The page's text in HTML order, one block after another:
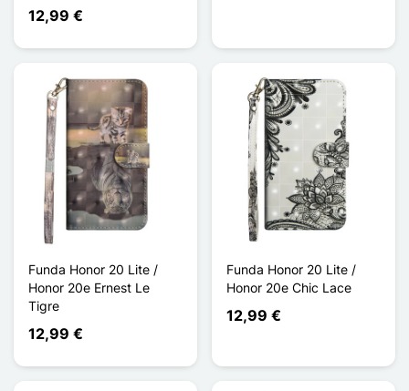
12,99 €
Funda Honor 20 Lite /
Honor 20e Ernest Le
Tigre
12,99 €
Funda Honor 20 Lite /
Honor 20e Chic Lace
12,99 €